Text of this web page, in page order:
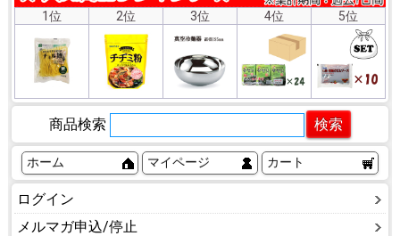
1位 2位 3位 4位 5位
商品検索
ホーム マイページ カート
ログイン
メルマガ申込/停止